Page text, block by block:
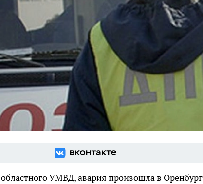
УМВД, авария произошла в